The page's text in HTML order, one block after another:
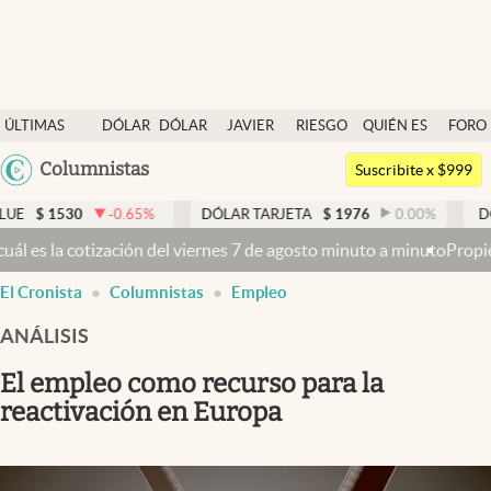
ÚLTIMAS
NOTICIAS
DÓLAR
DÓLAR
JAVIER
RIESGO
QUIÉN ES
QUIÉN
FORO
Argentina
México
Columnistas
Dólar
Members
Economía y Política
Finanzas y Mercados
Mercados Online
Negocios
Columnistas
Otras secciones
Suscribite x $999
-0.65% DÓLAR TARJETA $ 1976 0.00% DÓLAR
del viernes 7 de agosto minuto a minutoPropiedad privada: el
El Cronista Columnistas Empleo
ANÁLISIS
El empleo como recurso para la
reactivación en Europa